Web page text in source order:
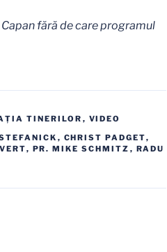
fără de care programul
TINERILOR , VIDEO
, CHRIST PADGET,
, PR. MIKE SCHMITZ , RADU